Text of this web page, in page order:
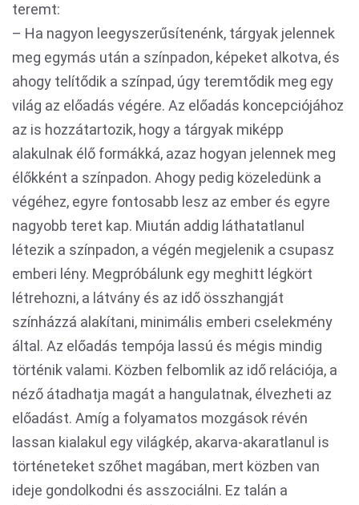
teremt:
– Ha nagyon leegyszerűsítenénk, tárgyak jelennek
meg egymás után a színpadon, képeket alkotva, és
ahogy telítődik a színpad, úgy teremtődik meg egy
világ az előadás végére. Az előadás koncepciójához
az is hozzátartozik, hogy a tárgyak miképp
alakulnak élő formákká, azaz hogyan jelennek meg
élőkként a színpadon. Ahogy pedig közeledünk a
végéhez, egyre fontosabb lesz az ember és egyre
nagyobb teret kap. Miután addig láthatatlanul
létezik a színpadon, a végén megjelenik a csupasz
emberi lény. Megpróbálunk egy meghitt légkört
létrehozni, a látvány és az idő összhangját
színházzá alakítani, minimális emberi cselekmény
által. Az előadás tempója lassú és mégis mindig
történik valami. Közben felbomlik az idő relációja, a
néző átadhatja magát a hangulatnak, élvezheti az
előadást. Amíg a folyamatos mozgások révén
lassan kialakul egy világkép, akarva-akaratlanul is
történeteket szőhet magában, mert közben van
ideje gondolkodni és asszociálni. Ez talán a